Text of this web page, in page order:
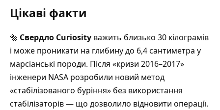
Цікаві факти
🔩 Свердло Curiosity важить близько 30 кілограмів
і може проникати на глибину до 6,4 сантиметра у
марсіанські породи. Після «кризи 2016–2017»
інженери NASA розробили новий метод
«стабілізованого буріння» без використання
стабілізаторів — що дозволило відновити операції.